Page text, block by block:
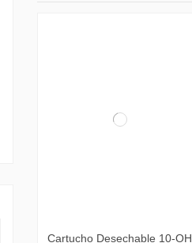
Cartucho Desechable 10-OH